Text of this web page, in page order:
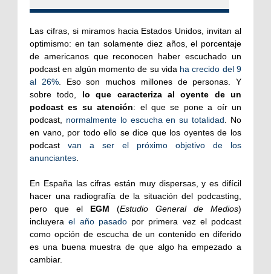
Las cifras, si miramos hacia Estados Unidos, invitan al
optimismo: en tan solamente diez años, el porcentaje
de americanos que reconocen haber escuchado un
podcast en algún momento de su vida ha crecido del 9
al 26%. Eso son muchos millones de personas. Y
sobre todo, lo que caracteriza al oyente de un
podcast es su atención: el que se pone a oír un
podcast, normalmente lo escucha en su totalidad. No
en vano, por todo ello se dice que los oyentes de los
podcast van a ser el próximo objetivo de los
anunciantes.
En España las cifras están muy dispersas, y es difícil
hacer una radiografía de la situación del podcasting,
pero que el EGM (Estudio General de Medios)
incluyerael año pasadopor primera vez el podcast
como opción de escucha de un contenido en diferido
es una buena muestra de que algo ha empezado a
cambiar.